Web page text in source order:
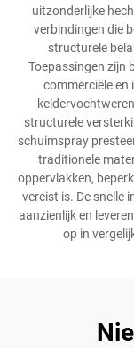
uitzonderlijke
verbindingen die
structurele
Toepassingen zijn
commerciële en
structurele
schuimspray
traditionele
oppervlakken,
vereist is. De snelle
aanzienlijk en
op in